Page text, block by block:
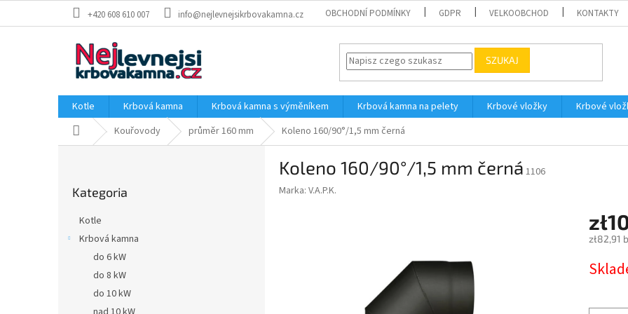
+420 608 610 007 info@nejlevnejsikrbovakamna.cz OBCHODNÍ PODMÍNKY GDPR VELKOOBCHOD KONTAKTY
SZUKAJ
Kotle Krbová kamna Krbová kamna s výměníkem Krbová kamna na pelety Krbové vložky Krbové
Home Kouřovody průměr 160 mm Koleno 160/90°/1,5 mm černá
kategorie
Kategoria
Kotle
Krbová kamna
do 6 kW
do 8 kW
do 10 kW
Koleno 160/90°/1,5 mm černá 1106
Marka: V.A.P.K.
zł82,91